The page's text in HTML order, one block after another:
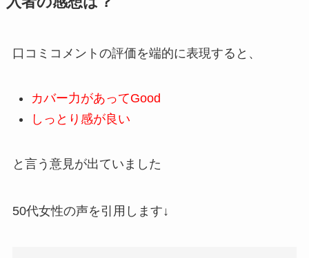
口コミコメントの評価を端的に表現すると、
カバー力があってGood
しっとり感が良い
と言う意見が出ていました
50代女性の声を引用します↓